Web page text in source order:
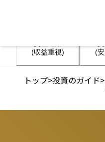
(収益重視)
(
トップ>投資のガイド>